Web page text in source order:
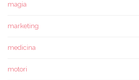
magia
marketing
medicina
motori